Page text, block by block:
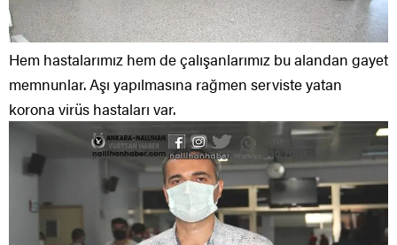
Hem hastalarımız hem de çalışanlarımız bu alandan gayet
memnunlar. Aşı yapılmasına rağmen serviste yatan
korona virüs hastaları var.